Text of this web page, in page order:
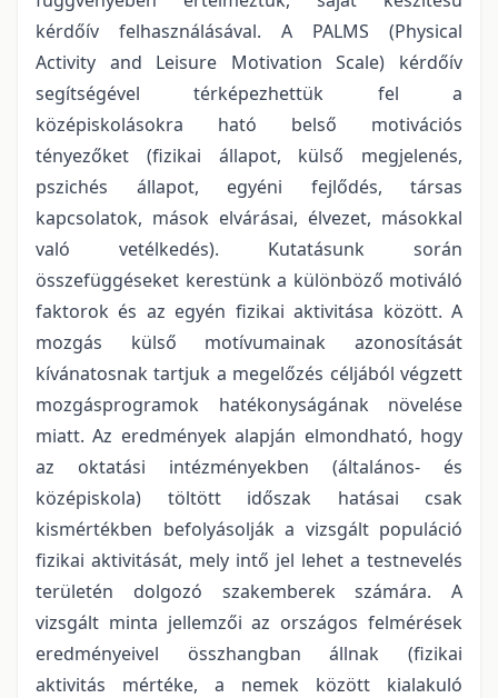
kérdőív felhasználásával. A PALMS (Physical
Activity and Leisure Motivation Scale) kérdőív
segítségével térképezhettük fel a
középiskolásokra ható belső motivációs
tényezőket (fizikai állapot, külső megjelenés,
pszichés állapot, egyéni fejlődés, társas
kapcsolatok, mások elvárásai, élvezet, másokkal
való vetélkedés). Kutatásunk során
összefüggéseket kerestünk a különböző motiváló
faktorok és az egyén fizikai aktivitása között. A
mozgás külső motívumainak azonosítását
kívánatosnak tartjuk a megelőzés céljából végzett
mozgásprogramok hatékonyságának növelése
miatt. Az eredmények alapján elmondható, hogy
az oktatási intézményekben (általános- és
középiskola) töltött időszak hatásai csak
kismértékben befolyásolják a vizsgált populáció
fizikai aktivitását, mely intő jel lehet a testnevelés
területén dolgozó szakemberek számára. A
vizsgált minta jellemzői az országos felmérések
eredményeivel összhangban állnak (fizikai
aktivitás mértéke, a nemek között kialakuló